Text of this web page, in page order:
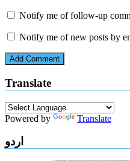
Notify me of follow-up
Notify me of new posts by
Translate
Powered by Translate
اردو